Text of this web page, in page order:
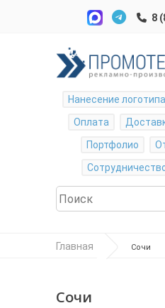
Нанесение логотипа
Оплата
Портфолио
Главная Сочи
Сочи